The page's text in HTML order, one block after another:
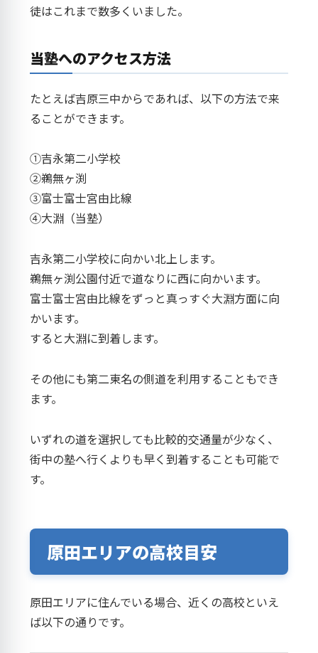
徒はこれまで数多くいました。
当塾へのアクセス方法
たとえば吉原三中からであれば、以下の方法で来
ることができます。
①吉永第二小学校
②鵜無ヶ渕
③富士富士宮由比線
④大淵（当塾）
吉永第二小学校に向かい北上します。
鵜無ヶ渕公園付近で道なりに西に向かいます。
富士富士宮由比線をずっと真っすぐ大淵方面に向
かいます。
すると大淵に到着します。
その他にも第二東名の側道を利用することもでき
ます。
いずれの道を選択しても比較的交通量が少なく、
街中の塾へ行くよりも早く到着することも可能で
す。
原田エリアの高校目安
原田エリアに住んでいる場合、近くの高校といえ
ば以下の通りです。